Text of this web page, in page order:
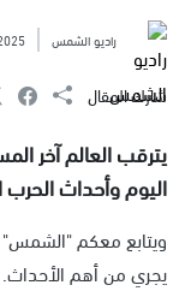
راديو الشمس
شارك المقال
يترقب العالم آخر
اليوم وأحداث الحرب
ويتابع معكم "الشمس"
يجري من أهم الأحداث.